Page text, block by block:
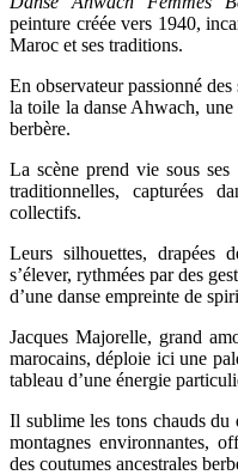
peinture créée vers 1940,
Maroc et ses traditions.
En observateur passionné
la toile la danse Ahwach,
berbère.
La scène prend vie sous
traditionnelles, capturées
collectifs.
Leurs silhouettes, drapées
s’élever, rythmées par des
d’une danse empreinte de
Jacques Majorelle, grand
marocains, déploie ici une
tableau d’une énergie
Il sublime les tons chauds du
montagnes environnantes,
des coutumes ancestrales